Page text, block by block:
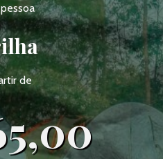
de